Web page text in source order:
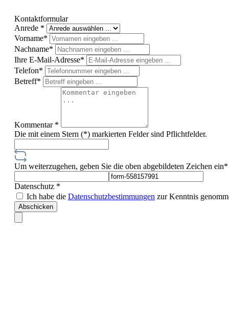
Kontaktformular
Anrede *
Vorname*
Nachname*
Ihre E-Mail-Adresse*
Telefon*
Betreff*
Kommentar *
Die mit einem Stern (*) markierten Felder sind Pflichtfelder.
Um weiterzugehen, geben Sie die oben abgebildeten Zeichen ein*
Datenschutz *
Ich habe die Datenschutzbestimmungen zur Kenntnis
Abschicken